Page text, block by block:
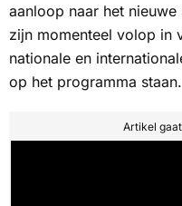
aanloop naar het
zijn momenteel volop in
nationale en
op het programma staan.
Artikel